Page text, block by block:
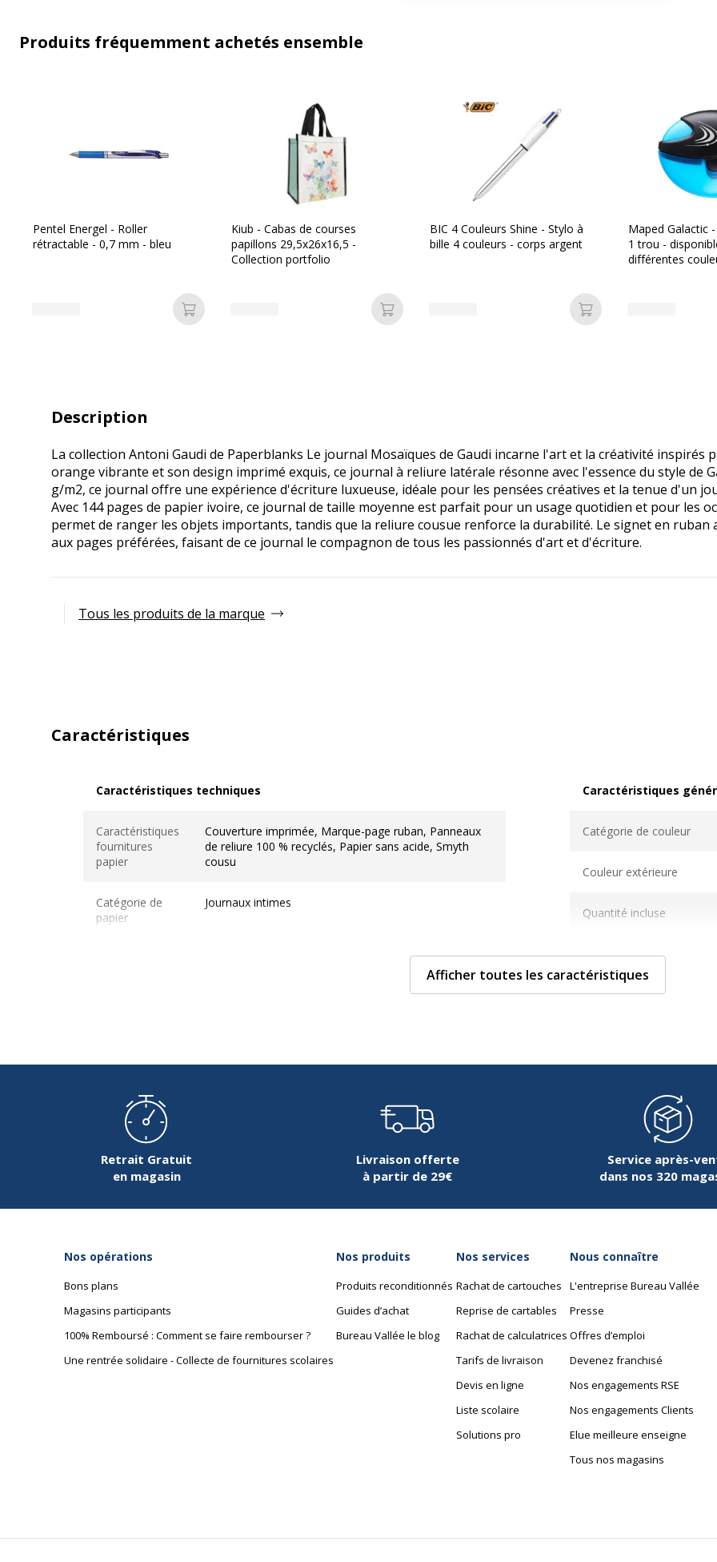
Produits fréquemment achetés ensemble
Pentel Energel - Roller
rétractable - 0,7 mm - bleu
Ajouter au panier
Kiub - Cabas de courses
papillons 29,5x26x16,5 -
Collection portfolio
Ajouter au panier
BIC 4 Couleurs Shine - Stylo à
bille 4 couleurs - corps argent
Ajouter au panier
Maped Galactic
1 trou -
différentes
Description
La collection Antoni Gaudi de Paperblanks Le journal Mosaïques de Gaudi incarne l'art et la créativité inspirés
orange vibrante et son design imprimé exquis, ce journal à reliure latérale résonne avec l'essence du style de
g/m2, ce journal offre une expérience d'écriture luxueuse, idéale pour les pensées créatives et la tenue d'un
Avec 144 pages de papier ivoire, ce journal de taille moyenne est parfait pour un usage quotidien et pour les
permet de ranger les objets importants, tandis que la reliure cousue renforce la durabilité. Le signet en ruban
aux pages préférées, faisant de ce journal le compagnon de tous les passionnés d'art et d'écriture.
Tous les produits de la marque
Caractéristiques
Caractéristiques techniques
Caractéristiques
fournitures
papier
Couverture imprimée, Marque-page ruban, Panneaux
de reliure 100 % recyclés, Papier sans acide, Smyth
cousu
Catégorie de
papier
Journaux intimes
Format
Grammage
produit
Nombre de
pages ou
feuilles
Relié
Taille du
Midi
Caractéristiques
Catégorie de couleur
Couleur extérieure
Quantité incluse
Type de fermeture
Afficher toutes les caractéristiques
Retrait Gratuit
en magasin
Livraison offerte
à partir de 29€
Service après-
dans nos 320
Nos opérations
Bons plans
Magasins participants
100% Remboursé : Comment se faire rembourser ?
Une rentrée solidaire - Collecte de fournitures scolaires
Nos produits
Produits reconditionnés
Guides d’achat
Bureau Vallée le blog
Nos services
Rachat de cartouches
Reprise de cartables
Rachat de calculatrices
Tarifs de livraison
Devis en ligne
Liste scolaire
Solutions pro
Nous connaître
L'entreprise Bureau Vallée
Presse
Offres d’emploi
Devenez franchisé
Nos engagements RSE
Nos engagements Clients
Elue meilleure enseigne
Tous nos magasins